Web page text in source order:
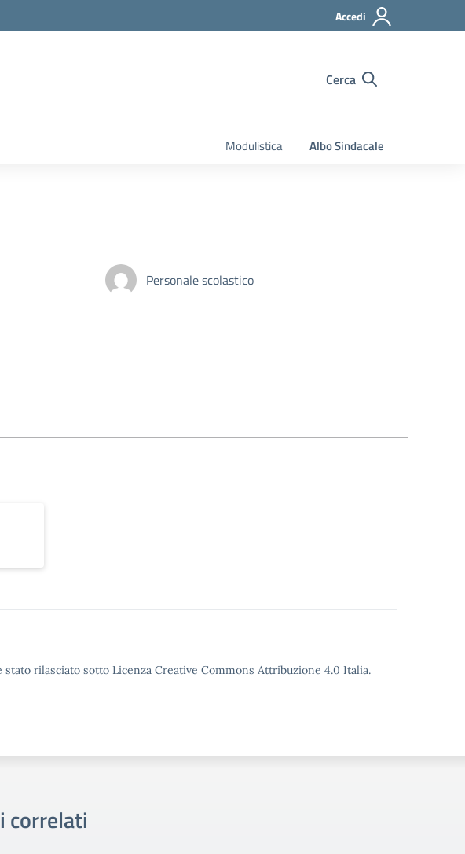
Accedi
Cerca
Modulistica Albo Sindacale
Personale scolastico
rilasciato sotto Licenza Creative Commons Attribuzione 4.0 Italia.
correlati